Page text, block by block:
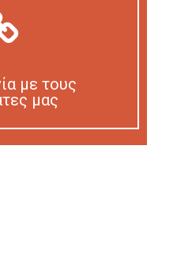
με τους
μας